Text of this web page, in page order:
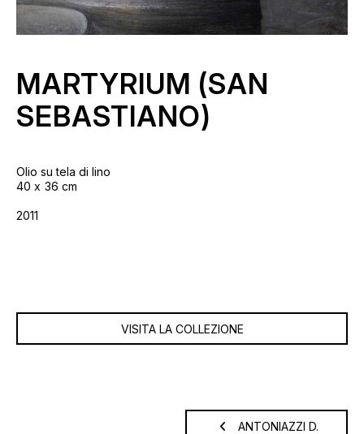
MARTYRIUM (SAN
SEBASTIANO)
Olio su tela di lino
40
36 cm
2011
VISITA LA COLLEZIONE
ANTONIAZZI D.